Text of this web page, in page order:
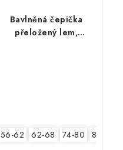
Bavlněná čepička
přeložený lem,
56-62 62-68 74-80 80-86